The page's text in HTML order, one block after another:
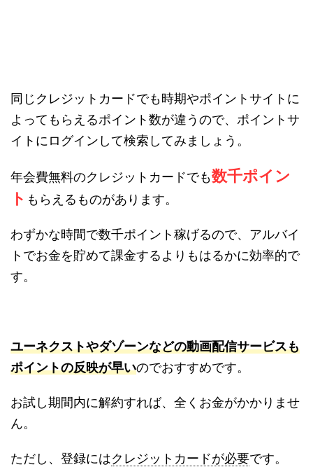
同じクレジットカードでも時期やポイントサイトに
よってもらえるポイント数が違うので、ポイントサ
イトにログインして検索してみましょう。
年会費無料のクレジットカードでも数千ポイン
ト もらえるものがあります。
わずかな時間で数千ポイント稼げるので、アルバイ
トでお金を貯めて課金するよりもはるかに効率的で
す。
ユーネクストやダゾーンなどの動画配信サービスも
ポイントの反映が早いのでおすすめです。
お試し期間内に解約すれば、全くお金がかかりませ
ん。
ただし、登録にはクレジットカードが必要です。